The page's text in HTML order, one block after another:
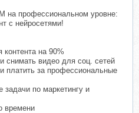
на профессиональном уровне:
с нейросетями!
контента на 90%
снимать видео для соц. сетей
платить за профессиональные
задачи по маркетингу и
времени